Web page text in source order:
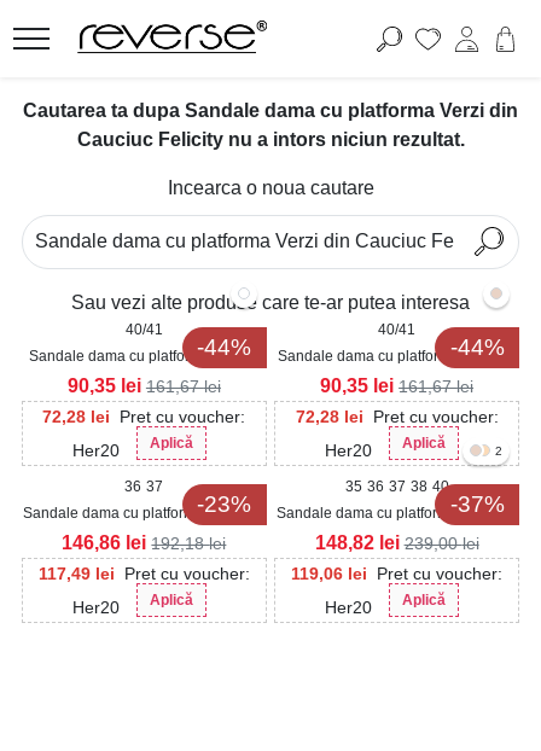
Cautarea ta dupa Sandale dama cu platforma Verzi din
Cauciuc Felicity nu a intors niciun rezultat.
Incearca o noua cautare
Sau vezi alte produse care te-ar putea interesa
-44%
40/41
Sandale dama cu platforma Bej din
Cauciuc Felicity
72,28 lei
Pret cu voucher:
Her20
Aplică
90,35 lei 161,67lei
-44%
40/41
Sandale dama cu platforma Albe din
Cauciuc Felicity
72,28 lei
Pret cu voucher:
Her20
Aplică
90,35 lei 161,67lei
-23%
36 37
Sandale dama cu platforma Verzi din
Piele Ecologica Intoarsa Riverly
117,49 lei
Pret cu voucher:
Her20
Aplică
146,86 lei 192,18lei
-37%
2
35 36 37 38 40
Sandale dama cu platforma Verzi din
Textil Sashvi
119,06 lei
Pret cu voucher:
Her20
Aplică
148,82 lei 239,00lei